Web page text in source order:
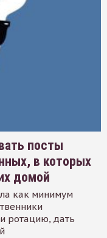
посты
в которых
домой
как минимум
ротацию, дать